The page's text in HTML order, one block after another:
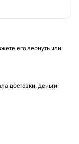
его вернуть или
доставки, деньги